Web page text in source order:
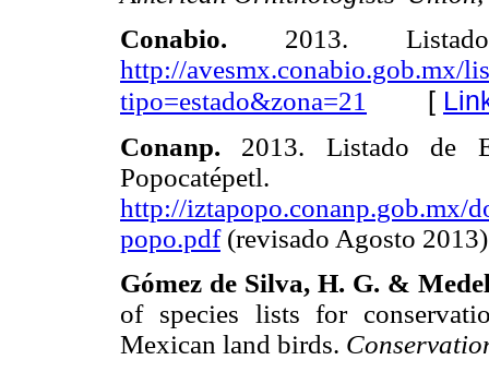
Conabio. 2013.
http://avesmx.conabio.gob.mx/
tipo=estado&zona=21 [
Conanp. 2013. Listado de
Popocatépetl.
http://iztapopo.conanp.gob.mx/
popo.pdf(revisado Agosto
Gómez de Silva, H. G. &
of species lists for
Mexican land birds.